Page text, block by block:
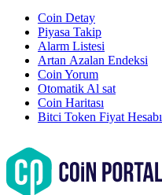
Coin Detay
Piyasa Takip
Alarm Listesi
Artan Azalan Endeksi
Coin Yorum
Otomatik Al sat
Coin Haritası
Bitci Token Fiyat Hesabı